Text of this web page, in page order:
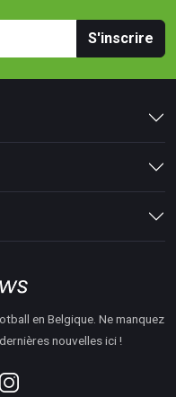
S'inscrire
en Belgique. Ne manquez
nouvelles ici !